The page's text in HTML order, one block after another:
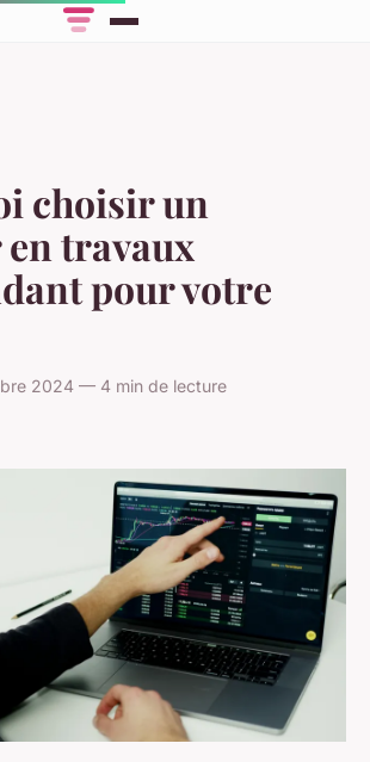
choisir un
travaux
pour votre
2024 — 4 min de lecture